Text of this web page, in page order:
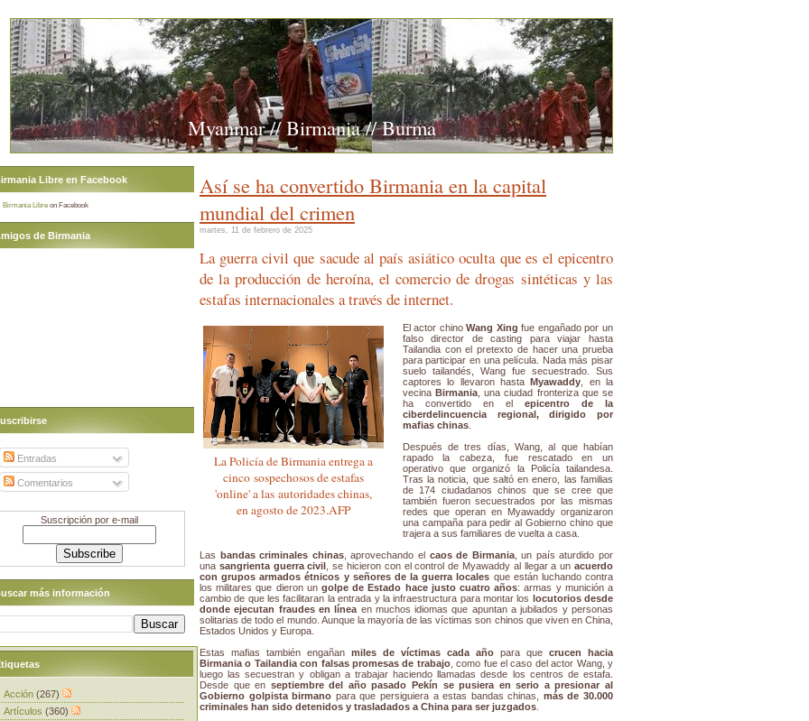
Myanmar // Birmania // Burma
Así se ha convertido Birmania en la capital
mundial del crimen
martes, 11 de febrero de 2025
La guerra civil que sacude al país asiático oculta que es el epicentro
de la producción de heroína, el comercio de drogas sintéticas y las
estafas internacionales a través de internet.
La Policía de Birmania entrega a
cinco sospechosos de estafas
'online' a las autoridades chinas,
en agosto de 2023.AFP
El actor chinoWang Xing fue engañado por un
falso director de casting para viajar hasta
Tailandia con el pretexto de hacer una prueba
para participar en una película. Nada más pisar
suelo tailandés, Wang fue secuestrado. Sus
captores lo llevaron hastaMyawaddy , en la
vecina Birmania , una ciudad fronteriza que se
ha convertido en el epicentro de la
ciberdelincuencia regional, dirigido por
mafias chinas.
Después de tres días, Wang, al que habían
rapado la cabeza, fue rescatado en un
operativo que organizó la Policía tailandesa.
Tras la noticia, que saltó en enero, las familias
de 174 ciudadanos chinos que se cree que
también fueron secuestrados por las mismas
redes que operan en Myawaddy organizaron
una campaña para pedir al Gobierno chino que
trajera a sus familiares de vuelta a casa.
Las bandas criminales chinas, aprovechando el caos de Birmania, un país aturdido por
una sangrienta guerra civil , se hicieron con el control de Myawaddy al llegar a unacuerdo
con grupos armados étnicos y señores de la guerra locales que están luchando contra
los militares que dieron un golpe de Estado hace justo cuatro años: armas y munición a
cambio de que les facilitaran la entrada y la infraestructura para montar los locutorios desde
donde ejecutan fraudes en línea en muchos idiomas que apuntan a jubilados y personas
solitarias de todo el mundo. Aunque la mayoría de las víctimas son chinos que viven en China,
Estados Unidos y Europa.
Estas mafias también engañan miles de víctimas cada año para que crucen hacia
Birmania o Tailandia con falsas promesas de trabajo, como fue el caso del actor Wang, y
luego las secuestran y obligan a trabajar haciendo llamadas desde los centros de estafa.
Desde que en septiembre del año pasado Pekín se pusiera en serio a presionar al
Gobierno golpista birmano para que persiguiera a estas bandas chinas, más de 30.000
criminales han sido detenidos y trasladados a China para ser juzgados
Libre en Facebook
Birmania Libre on Facebook
de Birmania
Entradas
Comentarios
Suscripción por e-mail
más información
Acción (267)
Artículos (360)